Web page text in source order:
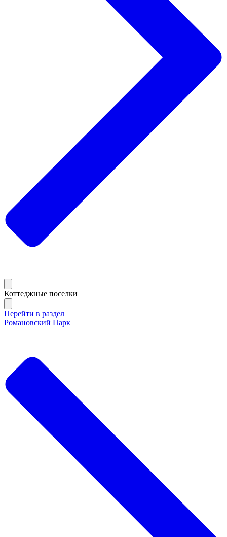
Коттеджные поселки
Перейти в раздел
Романовский Парк